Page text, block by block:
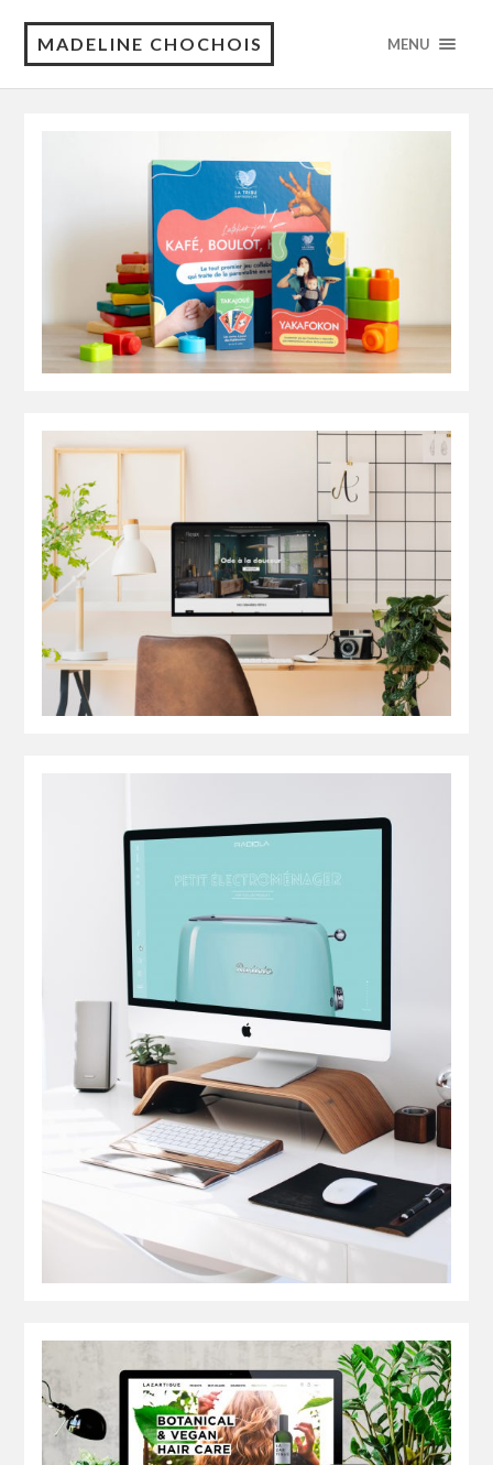
MADELINE CHOCHOIS MENU